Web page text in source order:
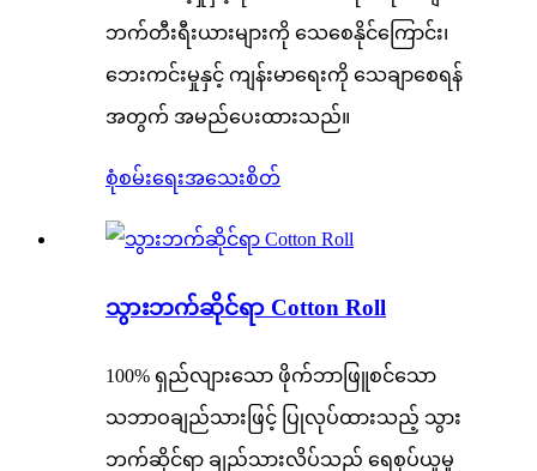
ဘက်တီးရီးယားများကို သေစေနိုင်ကြောင်း၊
ဘေးကင်းမှုနှင့် ကျန်းမာရေးကို သေချာစေရန်
အတွက် အမည်ပေးထားသည်။
စုံစမ်းရေးအသေးစိတ်
သွားဘက်ဆိုင်ရာ Cotton Roll
100% ရှည်လျားသော ဖိုက်ဘာဖြူစင်သော
သဘာဝချည်သားဖြင့် ပြုလုပ်ထားသည့် သွား
ဘက်ဆိုင်ရာ ချည်သားလိပ်သည် ရေစုပ်ယူမှု